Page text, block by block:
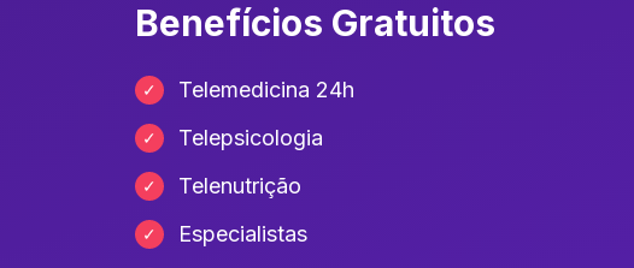
Benefícios Gratuitos
✓ Telemedicina 24h
✓ Telepsicologia
✓ Telenutrição
✓ Especialistas